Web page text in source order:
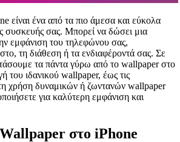
είναι ένα από τα πιο άμεσα και εύκολα
συσκευής σας. Μπορεί να δώσει μια
εμφάνιση του τηλεφώνου σας,
τη διάθεση ή τα ενδιαφέροντά σας. Σε
τα πάντα γύρω από το wallpaper στο
του ιδανικού wallpaper, έως τις
χρήση δυναμικών ή ζωντανών wallpaper
για καλύτερη εμφάνιση και
Wallpaper στο iPhone